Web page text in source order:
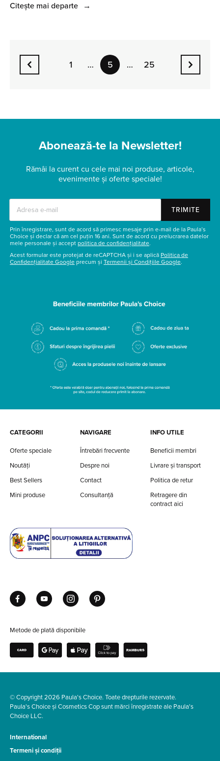
Citește mai departe →
1 … 5 … 25
Abonează-te la Newsletter!
Rămâi la curent cu cele mai noi produse, articole,
evenimente și oferte speciale!
TRIMITE
Prin înregistrare, sunt de acord să primesc mesaje prin e-mail de la Paula’s
Choice și declar că am cel puțin 16 ani. Sunt de acord cu prelucrarea datelor
mele personale și accept politica de confidențialitate.
Acest formular este protejat de reCAPTCHA și i se aplică Politica de
Confidențialitate Google precum și Termenii și Condițiile Google.
CATEGORII
Oferte speciale
Noutăți
Best Sellers
Mini produse
NAVIGARE
Întrebări frecvente
Despre noi
Contact
Consultanță
INFO UTILE
Beneficii membri
Livrare și transport
Politica de retur
Retragere din
contract aici
Metode de plată disponibile
© Copyright 2026 Paula's Choice. Toate drepturile rezervate.
Paula's Choice și Cosmetics Cop sunt mărci înregistrate ale Paula's
Choice LLC.
International
Termeni și condiții